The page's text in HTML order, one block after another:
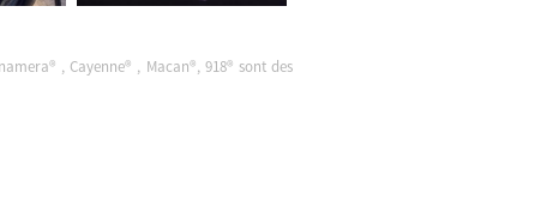
, Cayenne® , Macan®, 918® sont des